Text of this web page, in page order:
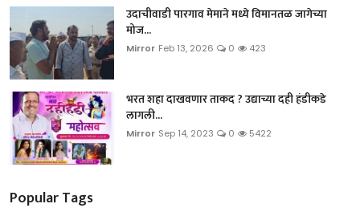
उदाचीवाडी पारगाव मेमाने मध्ये विमानतळ जागेच्या
मोज...
Mirror Feb 13, 2026 0 423
भरत शहा दाखवणार ताकद ? उद्याच्या दही हंडीकडे
लागली...
Mirror Sep 14, 2023 0 5422
Popular Tags